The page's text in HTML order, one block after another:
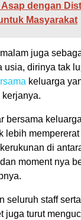
dengan
Masyarakat
juga
usia, dirinya tak
keluarga
bersama
lebih
di
moment nya
seluruh staff
juga turut